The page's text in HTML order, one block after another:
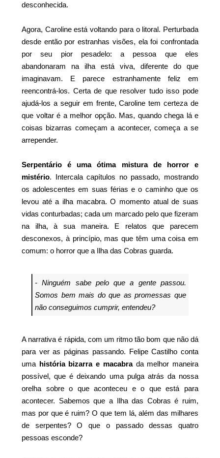
desconhecida.
Agora, Caroline está voltando para o litoral. Perturbada
desde então por estranhas visões, ela foi confrontada
por seu pior pesadelo: a pessoa que eles
abandonaram na ilha está viva, diferente do que
imaginavam. E parece estranhamente feliz em
reencontrá-los. Certa de que resolver tudo isso pode
ajudá-los a seguir em frente, Caroline tem certeza de
que voltar é a melhor opção. Mas, quando chega lá e
coisas bizarras começam a acontecer, começa a se
arrepender.
Serpentário é uma ótima mistura de horror e
mistério. Intercala capítulos no passado, mostrando
os adolescentes em suas férias e o caminho que os
levou até a ilha macabra. O momento atual de suas
vidas conturbadas; cada um marcado pelo que fizeram
na ilha, à sua maneira. E relatos que parecem
desconexos, à princípio, mas que têm uma coisa em
comum: o horror que a Ilha das Cobras guarda.
- Ninguém sabe pelo que a gente passou.
Somos bem mais do que as promessas que
não conseguimos cumprir, entendeu?
A narrativa é rápida, com um ritmo tão bom que não dá
para ver as páginas passando. Felipe Castilho conta
uma história bizarra e macabrada melhor maneira
possível, que é deixando uma pulga atrás da nossa
orelha sobre o que aconteceu e o que está para
acontecer. Sabemos que a Ilha das Cobras é ruim,
mas por que é ruim? O que tem lá, além das milhares
de serpentes? O que o passado dessas quatro
pessoas esconde?